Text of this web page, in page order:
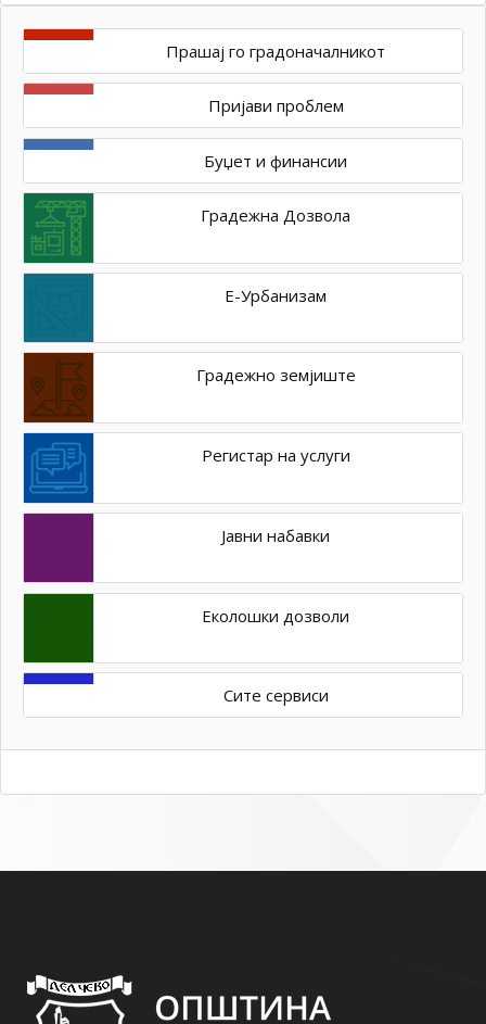
Прашај го градоначалникот
Пријави проблем
Буџет и финансии
Градежна Дозвола
Е-Урбанизам
Градежно земјиште
Регистар на услуги
Јавни набавки
Еколошки дозволи
Сите сервиси